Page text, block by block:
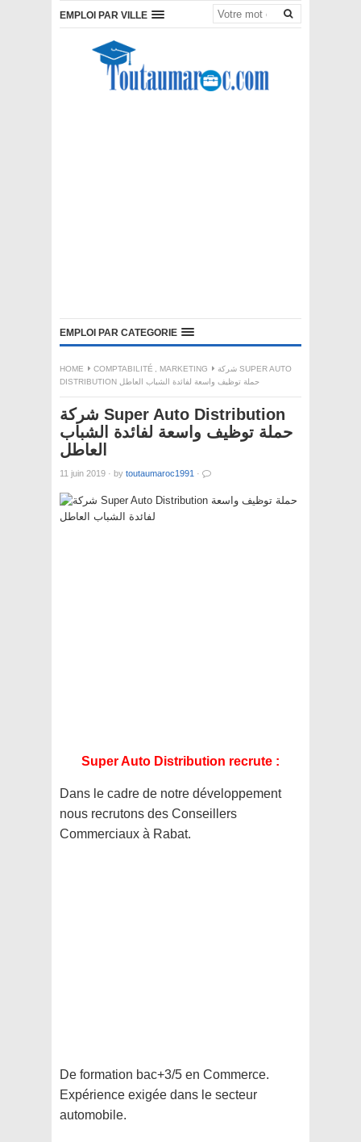
EMPLOI PAR VILLE
EMPLOI PAR CATEGORIE
HOME COMPTABILITÉ , MARKETING
شركة SUPER AUTO
DISTRIBUTION حملة توظيف واسعة لفائدة الشباب العاطل
شركة Super Auto Distribution
حملة توظيف واسعة لفائدة الشباب
العاطل
11 juin 2019 · by toutaumaroc1991 ·
Super Auto Distribution recrute :
Dans le cadre de notre développement
nous recrutons des Conseillers
Commerciaux à Rabat.
De formation bac+3/5 en Commerce.
Expérience exigée dans le secteur
automobile.